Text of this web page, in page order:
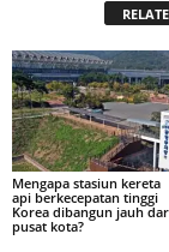
Mengapa stasiun kereta
api berkecepatan tinggi
Korea dibangun jauh
pusat kota?